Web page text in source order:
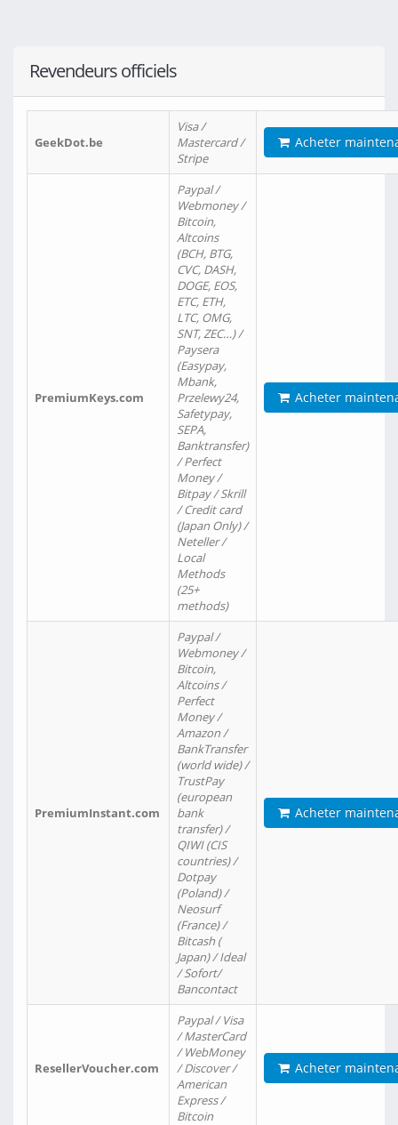
Revendeurs officiels
GeekDot.be
Visa /
Mastercard /
Stripe
Acheter
PremiumKeys.com
Paypal /
Webmoney /
Bitcoin,
Altcoins
(BCH, BTG,
CVC, DASH,
DOGE, EOS,
ETC, ETH,
LTC, OMG,
SNT, ZEC…) /
Paysera
(Easypay,
Mbank,
Przelewy24,
Safetypay,
SEPA,
Banktransfer)
/ Perfect
Money /
Bitpay / Skrill
/ Credit card
(Japan Only) /
Neteller /
Local
Methods
(25+
methods)
Acheter
PremiumInstant.com
Paypal /
Webmoney /
Bitcoin,
Altcoins /
Perfect
Money /
Amazon /
BankTransfer
(world wide) /
TrustPay
(european
bank
transfer) /
QIWI (CIS
countries) /
Dotpay
(Poland) /
Neosurf
(France) /
Bitcash (
Japan) / Ideal
/ Sofort/
Bancontact
Acheter
ResellerVoucher.com
Paypal / Visa
/ MasterCard
/ WebMoney
/ Discover /
American
Express /
Bitcoin
Acheter